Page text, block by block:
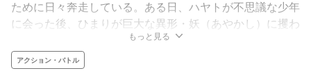
ために日々奔走している。ある日、ハヤトが不思議な少年
に会った後、ひまりが巨大な異形・妖（あやかし）に攫わ
れる！大事な妹を、自分が生きる街を守るため、ハヤトの
戦いが始まるーー！現代の忍たちが駆け抜ける、スタイリ
ッシュ・アクション・ファンタジー。
もっと見る
アクション・バトル